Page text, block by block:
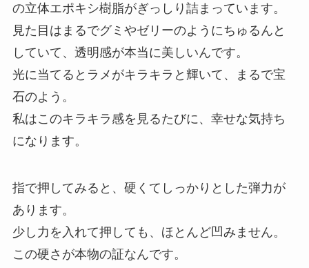
の立体エポキシ樹脂がぎっしり詰まっています。
見た目はまるでグミやゼリーのようにちゅるんと
していて、透明感が本当に美しいんです。
光に当てるとラメがキラキラと輝いて、まるで宝
石のよう。
私はこのキラキラ感を見るたびに、幸せな気持ち
になります。
指で押してみると、硬くてしっかりとした弾力が
あります。
少し力を入れて押しても、ほとんど凹みません。
この硬さが本物の証なんです。